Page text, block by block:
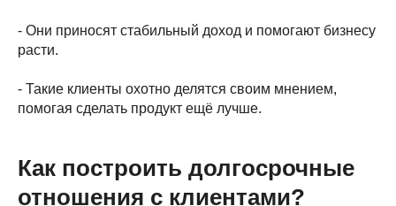
- Они приносят стабильный доход и помогают бизнесу
расти.
- Такие клиенты охотно делятся своим мнением,
помогая сделать продукт ещё лучше.
Как построить долгосрочные
отношения с клиентами?